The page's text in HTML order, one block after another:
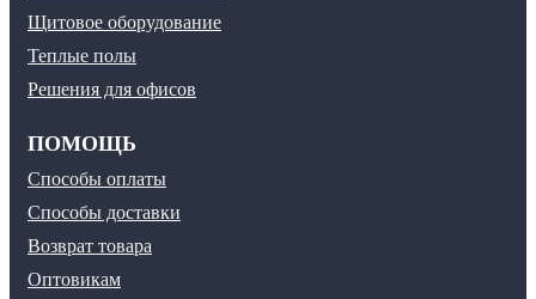
Щитовое оборудование
Теплые полы
Решения для офисов
ПОМОЩЬ
Способы оплаты
Способы доставки
Возврат товара
Оптовикам